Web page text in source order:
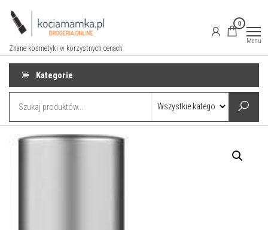
Przejdź
Znane kosmetyki w korzystnych cenach
0
Menu
Kategorie